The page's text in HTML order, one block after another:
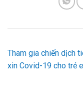
Tham gia chiến dịch
xin Covid-19 cho trẻ